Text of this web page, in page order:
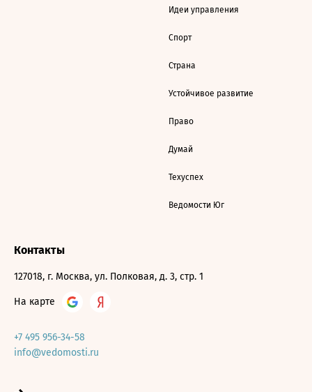
Идеи управления
Спорт
Страна
Устойчивое развитие
Право
Думай
Техуспех
Ведомости Юг
Контакты
127018, г. Москва, ул. Полковая, д. 3, стр. 1
На карте
+7 495 956-34-58
info@vedomosti.ru